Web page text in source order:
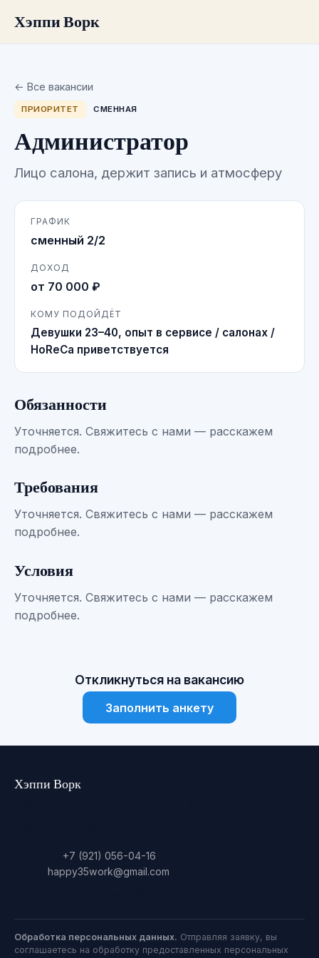
Хэппи Ворк
← Все вакансии
ПРИОРИТЕТ СМЕННАЯ
Администратор
Лицо салона, держит запись и атмосферу
ГРАФИК
сменный 2/2
ДОХОД
от 70 000 ₽
КОМУ ПОДОЙДЁТ
Девушки 23–40, опыт в сервисе / салонах /
HoReCa приветствуется
Обязанности
Уточняется. Свяжитесь с нами — расскажем
подробнее.
Требования
Уточняется. Свяжитесь с нами — расскажем
подробнее.
Условия
Уточняется. Свяжитесь с нами — расскажем
подробнее.
Откликнуться на вакансию
Заполнить анкету
Хэппи Ворк
+7 (921) 056-04-16
happy35work@gmail.com
Обработка персональных данных. Отправляя заявку, вы
соглашаетесь на обработку предоставленных персональных